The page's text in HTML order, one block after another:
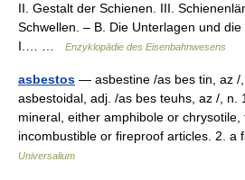
II. Gestalt der Schienen. III.
Schwellen. – B. Die Unterlagen und die
I.… …
Enzyklopädie des Eisenbahnwesens
asbestos — asbestine /as bes tin, az /,
asbestoidal, adj. /as bes teuhs, az /, n.
mineral, either amphibole or
incombustible or fireproof articles. 2.
Universalium